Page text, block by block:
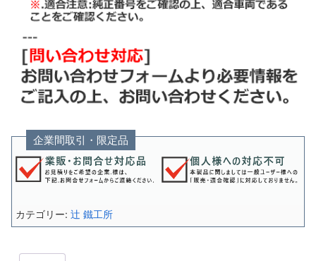
企業間取引・限定品
カテゴリー: 辻 鐵工所